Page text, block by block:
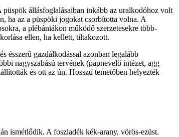
állásfoglalásaiban inkább az uralkodóhoz volt
ha az a püspöki jogokat csorbította volna. A
a plébániákon működő szerzetesekre több-
ellen, ha kellett, tiltakozott.
ésszerû gazdálkodással azonban legalább
nagyszabású tervének (papnevelő intézet, agg
és ott az ún. Hosszú temetőben helyezték
ismétlődik. A foszladék kék-arany, vörös-ezüst.